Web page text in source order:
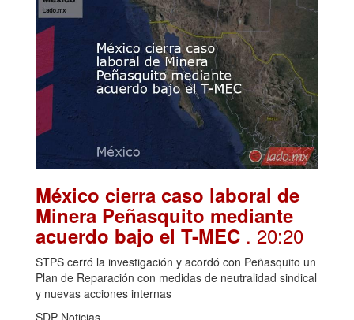
México cierra caso laboral de
Minera Peñasquito mediante
acuerdo bajo el T-MEC . 20:20
STPS cerró la investigación y acordó con Peñasquito un
Plan de Reparación con medidas de neutralidad sindical
y nuevas acciones internas
SDP Noticias